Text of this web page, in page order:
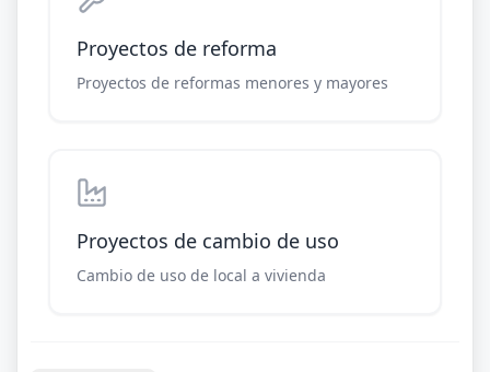
Proyectos de reforma
Proyectos de reformas menores y mayores
Proyectos de cambio de uso
Cambio de uso de local a vivienda